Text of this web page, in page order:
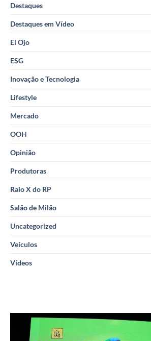
Destaques
Destaques em Vídeo
El Ojo
ESG
Inovação e Tecnologia
Lifestyle
Mercado
OOH
Opinião
Produtoras
Raio X do RP
Salão de Milão
Uncategorized
Veículos
Vídeos